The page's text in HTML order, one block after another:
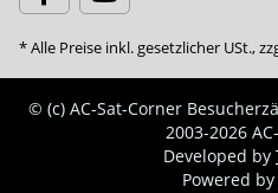
* Alle Preise inkl. gesetzlicher USt.,
© (c) AC-Sat-Corner
2003-2026
Developed by
Powered by